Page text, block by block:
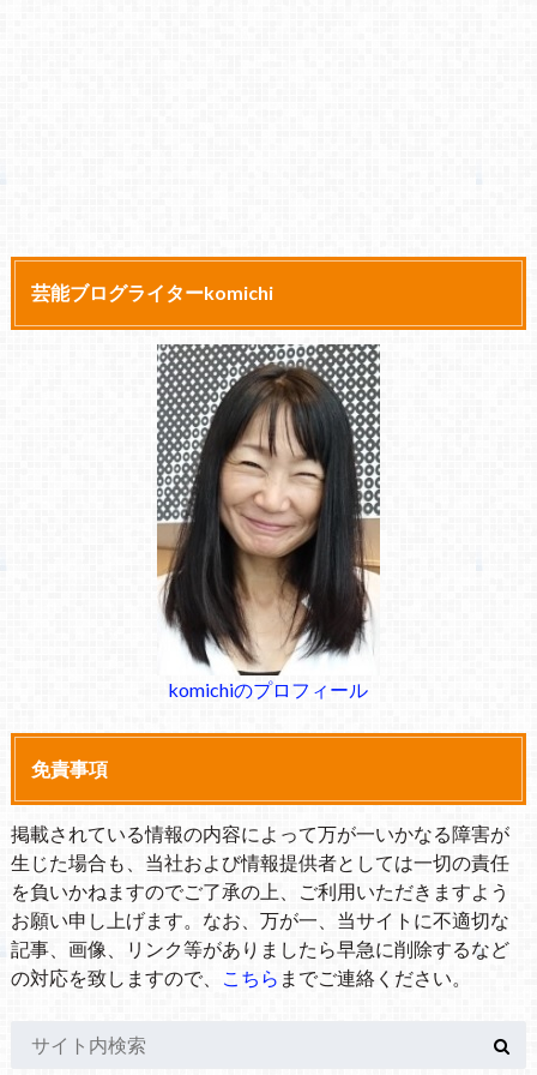
芸能ブログライターkomichi
komichiのプロフィール
免責事項
掲載されている情報の内容によって万が一いかなる障害が
生じた場合も、当社および情報提供者としては一切の責任
を負いかねますのでご了承の上、ご利用いただきますよう
お願い申し上げます。なお、万が一、当サイトに不適切な
記事、画像、リンク等がありましたら早急に削除するなど
の対応を致しますので、
こちら までご連絡ください。